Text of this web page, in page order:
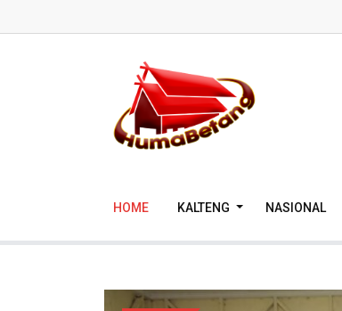
HOME KALTENG NASIONAL